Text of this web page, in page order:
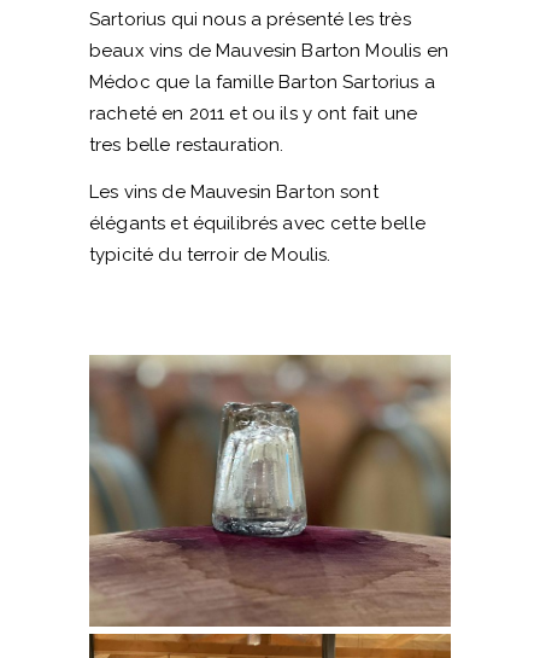
Sartorius qui nous a présenté les très
beaux vins de Mauvesin Barton Moulis en
Médoc que la famille Barton Sartorius a
racheté en 2011 et ou ils y ont fait une
tres belle restauration.
Les vins de Mauvesin Barton sont
élégants et équilibrés avec cette belle
typicité du terroir de Moulis.